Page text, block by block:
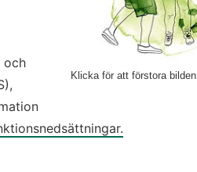
Klicka för att förstora bilden.
och